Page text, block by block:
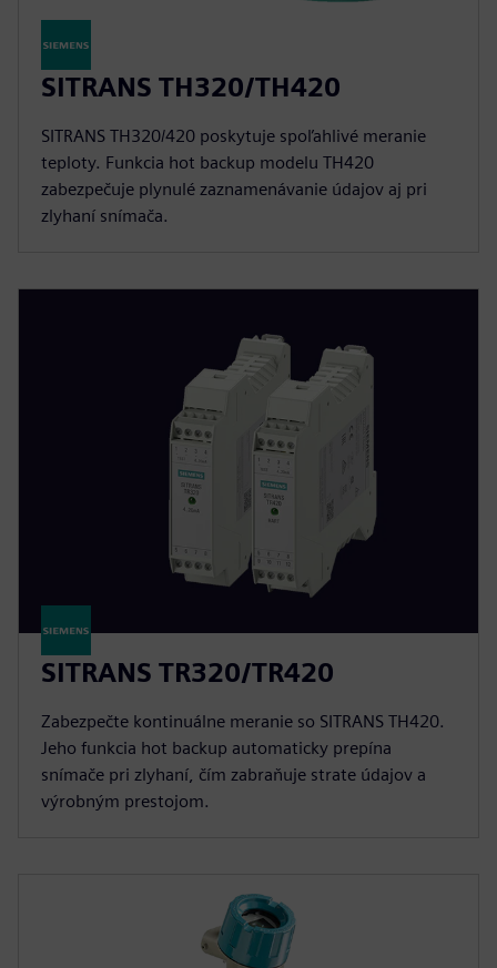
SITRANS TH320/TH420
SITRANS TH320/420 poskytuje spoľahlivé meranie
teploty. Funkcia hot backup modelu TH420
zabezpečuje plynulé zaznamenávanie údajov aj pri
zlyhaní snímača.
SITRANS TR320/TR420
Zabezpečte kontinuálne meranie so SITRANS TH420.
Jeho funkcia hot backup automaticky prepína
snímače pri zlyhaní, čím zabraňuje strate údajov a
výrobným prestojom.